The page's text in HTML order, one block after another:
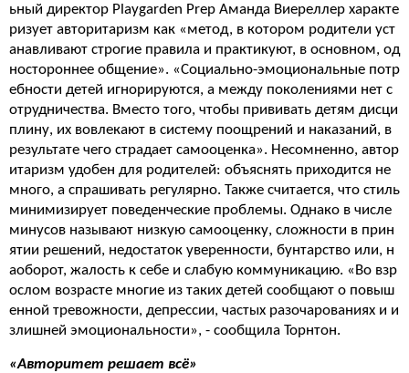
ьный директор Playgarden Prep Аманда Виереллер характе
ризует авторитаризм как «метод, в котором родители уст
анавливают строгие правила и практикуют, в основном, од
ностороннее общение». «Социально-эмоциональные потр
ебности детей игнорируются, а между поколениями нет с
отрудничества. Вместо того, чтобы прививать детям дисци
плину, их вовлекают в систему поощрений и наказаний, в
результате чего страдает самооценка». Несомненно, автор
итаризм удобен для родителей: объяснять приходится не
много, а спрашивать регулярно. Также считается, что стиль
минимизирует поведенческие проблемы. Однако в числе
минусов называют низкую самооценку, сложности в прин
ятии решений, недостаток уверенности, бунтарство или, н
аоборот, жалость к себе и слабую коммуникацию. «Во взр
ослом возрасте многие из таких детей сообщают о повыш
енной тревожности, депрессии, частых разочарованиях и и
злишней эмоциональности», - сообщила Торнтон.
«Авторитет решает всё»